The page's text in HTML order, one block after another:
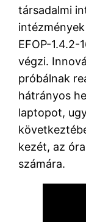
társadalmi
EFOP-
végzi.
próbálnak
hátrányos
laptopot,
kezét, az
számára.